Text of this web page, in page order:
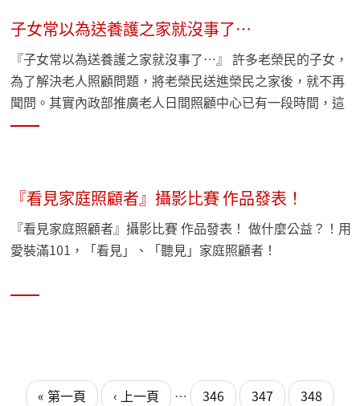
子女常以為送養護之家就沒事了…
『子女常以為送養護之家就沒事了…』 許多老榮民的子女，
為了解決老人照顧問題，將老榮民送進榮民之家後，就不再
聞問。其實內政部推廣老人日間照顧中心已有一段時間，這
像是老人的托老所。老人晚上仍可與家人共同生活，白天有
『看見家庭照顧者』攝影比賽 作品發表！
『看見家庭照顧者』攝影比賽 作品發表！ 做什麼公益？！用
愛裝滿101，「看見」、「聽見」家庭照顧者！
頁面
頁面« 第一頁 ‹ 上一頁 … 346 347
348